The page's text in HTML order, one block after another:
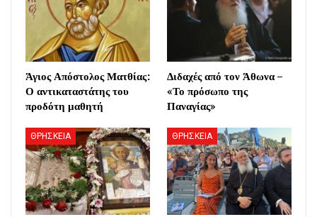
Άγιος Απόστολος Ματθίας:
Ο αντικαταστάτης του
προδότη μαθητή
Διδαχές από τον Άθωνα –
«Το πρόσωπο της
Παναγίας»
ΘΡΗΣΚΕΙΑ ΘΡΗΣΚΕΙΑ